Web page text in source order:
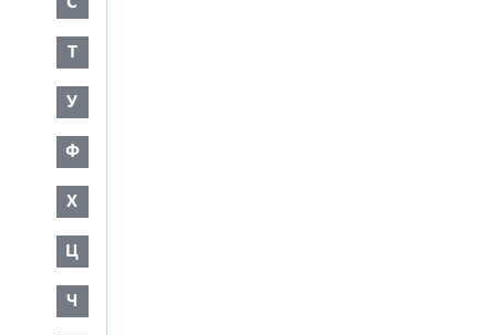
Т
У
Ф
Х
Ц
Ч